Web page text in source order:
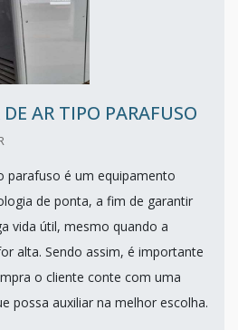
DE AR TIPO PARAFUSO
parafuso é um equipamento
de ponta, a fim de garantir
vida útil, mesmo quando a
alta. Sendo assim, é importante
o cliente conte com uma
possa auxiliar na melhor escolha.